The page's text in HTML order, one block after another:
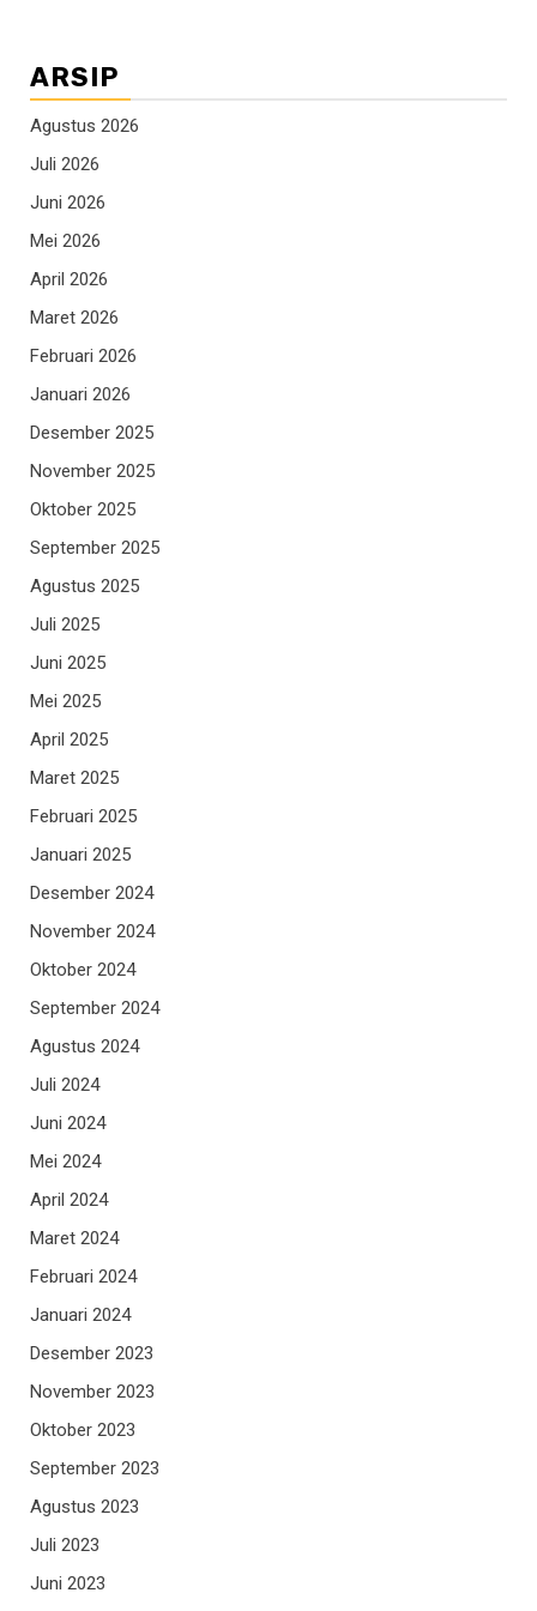
ARSIP
Agustus 2026
Juli 2026
Juni 2026
Mei 2026
April 2026
Maret 2026
Februari 2026
Januari 2026
Desember 2025
November 2025
Oktober 2025
September 2025
Agustus 2025
Juli 2025
Juni 2025
Mei 2025
April 2025
Maret 2025
Februari 2025
Januari 2025
Desember 2024
November 2024
Oktober 2024
September 2024
Agustus 2024
Juli 2024
Juni 2024
Mei 2024
April 2024
Maret 2024
Februari 2024
Januari 2024
Desember 2023
November 2023
Oktober 2023
September 2023
Agustus 2023
Juli 2023
Juni 2023